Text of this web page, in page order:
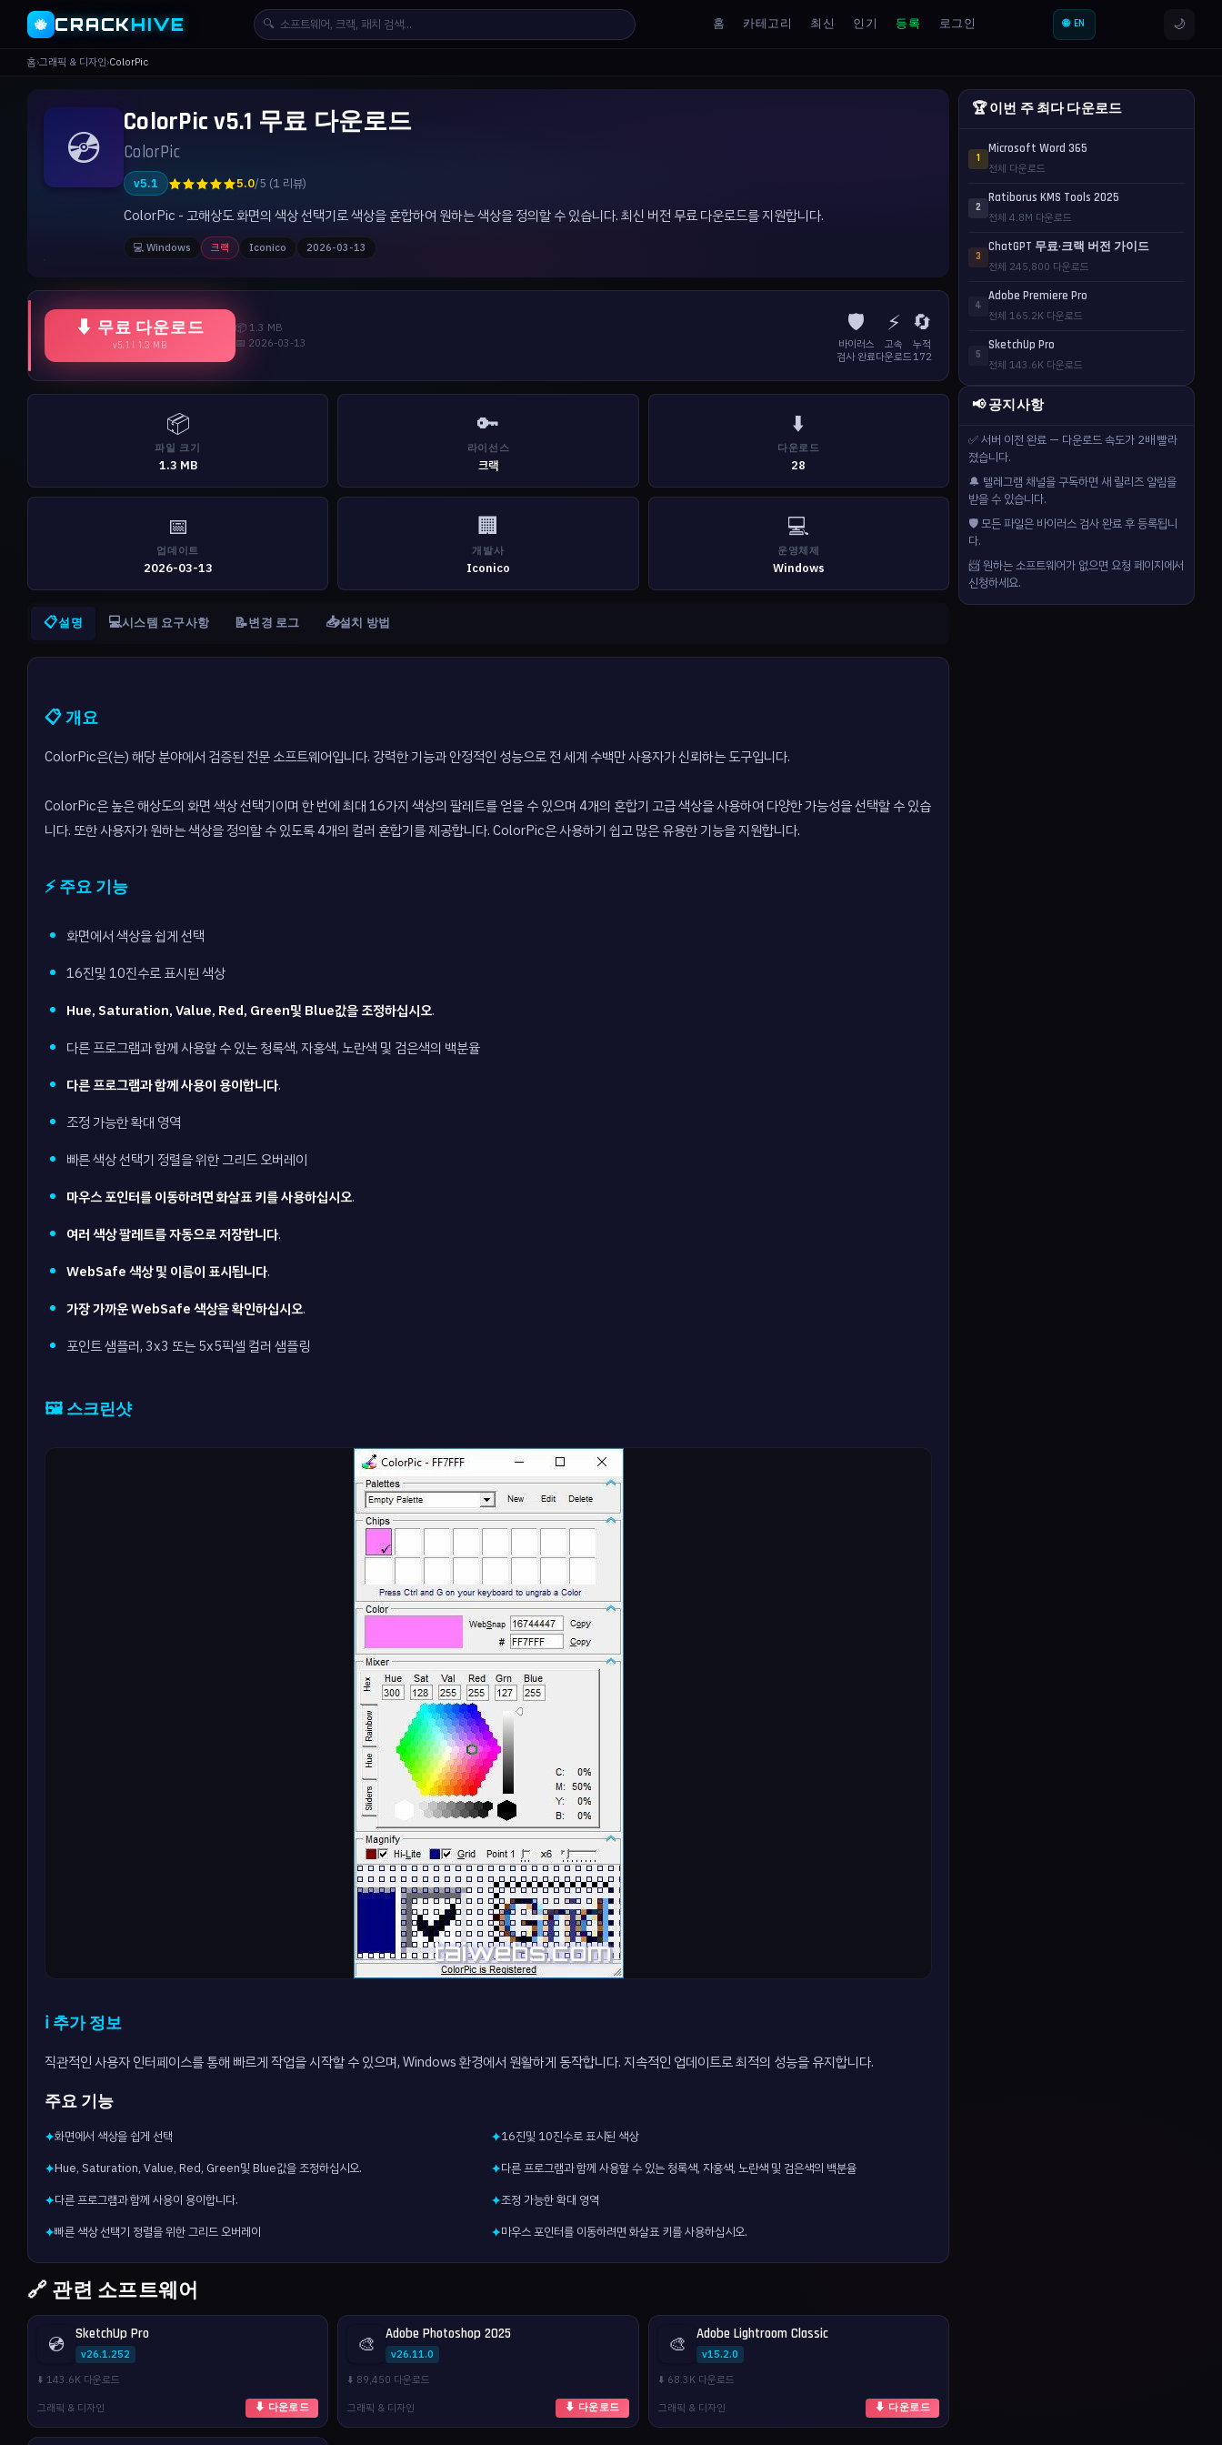
🐝 CRACKHIVE 🔍 홈 카테고리 최신 인기 등록 로그인 🌐 EN 🌙
홈›그래픽 & 디자인›ColorPic
💿 ColorPic v5.1 무료 다운로드
ColorPic
v5.1 ★★★★★5.0/5 (1 리뷰)
ColorPic - 고해상도 화면의 색상 선택기로 색상을 혼합하여 원하는 색상을 정의할 수 있습니다. 최신 버전 무료 다운로드를 지원합니다.
💻 Windows 크랙 Iconico 2026-03-13
⬇ 무료 다운로드
v5.1 | 1.3 MB
📦 1.3 MB
📅 2026-03-13
🛡️
바이러스
검사 완료
⚡
고속
다운로드
🔄
누적
172
📦
파일 크기
1.3 MB
🔑
라이선스
크랙
⬇️
다운로드
28
📅
업데이트
2026-03-13
🏢
개발사
Iconico
💻
운영체제
Windows
📋설명 💻시스템 요구사항 📝변경 로그 📥설치 방법
📋 개요
ColorPic은(는) 해당 분야에서 검증된 전문 소프트웨어입니다. 강력한 기능과 안정적인 성능으로 전 세계 수백만 사용자가 신뢰하는 도구입니다.
ColorPic은 높은 해상도의 화면 색상 선택기이며 한 번에 최대 16가지 색상의 팔레트를 얻을 수 있으며 4개의 혼합기 고급 색상을 사용하여 다양한 가능성을 선택할 수 있습
니다. 또한 사용자가 원하는 색상을 정의할 수 있도록 4개의 컬러 혼합기를 제공합니다. ColorPic은 사용하기 쉽고 많은 유용한 기능을 지원합니다.
⚡ 주요 기능
화면에서 색상을 쉽게 선택
16진및 10진수로 표시된 색상
Hue, Saturation, Value, Red, Green및 Blue값을 조정하십시오.
다른 프로그램과 함께 사용할 수 있는 청록색, 자홍색, 노란색 및 검은색의 백분율
다른 프로그램과 함께 사용이 용이합니다.
조정 가능한 확대 영역
빠른 색상 선택기 정렬을 위한 그리드 오버레이
마우스 포인터를 이동하려면 화살표 키를 사용하십시오.
여러 색상 팔레트를 자동으로 저장합니다.
WebSafe 색상 및 이름이 표시됩니다.
가장 가까운 WebSafe 색상을 확인하십시오.
포인트 샘플러, 3x3 또는 5x5픽셀 컬러 샘플링
🖼️ 스크린샷
ℹ️ 추가 정보
직관적인 사용자 인터페이스를 통해 빠르게 작업을 시작할 수 있으며, Windows 환경에서 원활하게 동작합니다. 지속적인 업데이트로 최적의 성능을 유지합니다.
주요 기능
✦화면에서 색상을 쉽게 선택 ✦16진및 10진수로 표시된 색상
✦Hue, Saturation, Value, Red, Green및 Blue값을 조정하십시오. ✦다른 프로그램과 함께 사용할 수 있는 청록색, 자홍색, 노란색 및 검은색의 백분율
✦다른 프로그램과 함께 사용이 용이합니다. ✦조정 가능한 확대 영역
✦빠른 색상 선택기 정렬을 위한 그리드 오버레이 ✦마우스 포인터를 이동하려면 화살표 키를 사용하십시오.
🔗 관련 소프트웨어
💿 SketchUp Pro
v26.1.252
⬇️ 143.6K 다운로드
그래픽 & 디자인
⬇ 다운로드
🎨 Adobe Photoshop 2025
v26.11.0
⬇️ 89,450 다운로드
그래픽 & 디자인
⬇ 다운로드
🎨 Adobe Lightroom Classic
v15.2.0
⬇️ 68.3K 다운로드
그래픽 & 디자인
⬇ 다운로드
🏆 이번 주 최다 다운로드
1
Microsoft Word 365
전체 다운로드
2
Ratiborus KMS Tools 2025
전체 4.8M 다운로드
3
ChatGPT 무료·크랙 버전 가이드
전체 245,800 다운로드
4
Adobe Premiere Pro
전체 165.2K 다운로드
5
SketchUp Pro
전체 143.6K 다운로드
📢 공지사항
✅ 서버 이전 완료 — 다운로드 속도가 2배 빨라
졌습니다.
🔔 텔레그램 채널을 구독하면 새 릴리즈 알림을
받을 수 있습니다.
🛡️ 모든 파일은 바이러스 검사 완료 후 등록됩니
다.
📨 원하는 소프트웨어가 없으면 요청 페이지에서
신청하세요.